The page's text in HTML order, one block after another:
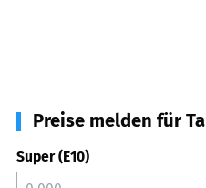
Preise melden für
Super (E10)